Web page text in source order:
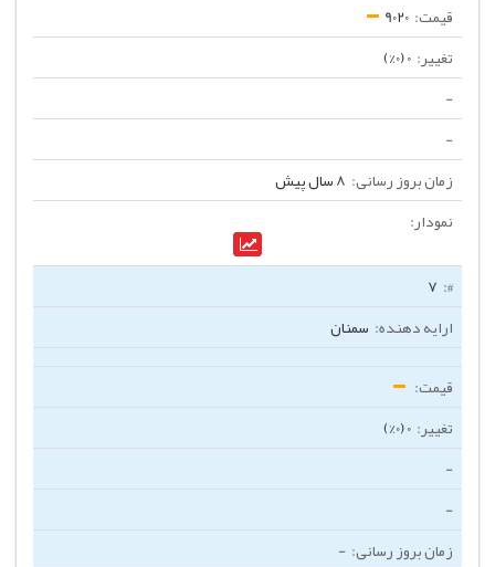
9020
0 (0%)
-
-
8 سال پیش
7
سمنان
0 (0%)
-
-
-